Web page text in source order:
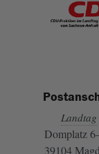
Landtag
Domplatz
39104